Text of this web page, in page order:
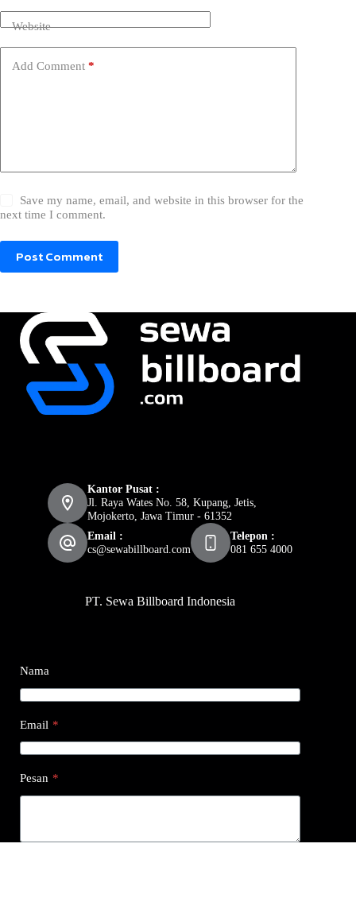
Website
Add Comment *
Save my name, email, and website in this browser for the
next time I comment.
Post Comment
Kantor Pusat :
Jl. Raya Wates No. 58, Kupang, Jetis,
Mojokerto, Jawa Timur - 61352
Email :
cs@sewabillboard.com
Telepon :
081 655 4000
PT. Sewa Billboard Indonesia
Nama
Email *
Pesan *